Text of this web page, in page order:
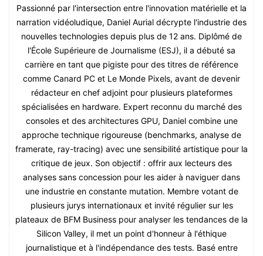
Passionné par l'intersection entre l'innovation matérielle et la
narration vidéoludique, Daniel Aurial décrypte l'industrie des
nouvelles technologies depuis plus de 12 ans. Diplômé de
l'École Supérieure de Journalisme (ESJ), il a débuté sa
carrière en tant que pigiste pour des titres de référence
comme Canard PC et Le Monde Pixels, avant de devenir
rédacteur en chef adjoint pour plusieurs plateformes
spécialisées en hardware. Expert reconnu du marché des
consoles et des architectures GPU, Daniel combine une
approche technique rigoureuse (benchmarks, analyse de
framerate, ray-tracing) avec une sensibilité artistique pour la
critique de jeux. Son objectif : offrir aux lecteurs des
analyses sans concession pour les aider à naviguer dans
une industrie en constante mutation. Membre votant de
plusieurs jurys internationaux et invité régulier sur les
plateaux de BFM Business pour analyser les tendances de la
Silicon Valley, il met un point d'honneur à l'éthique
journalistique et à l'indépendance des tests. Basé entre